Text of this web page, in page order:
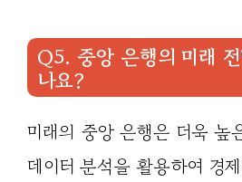
Q5. 중앙 은행의 미래
나요?
미래의 중앙 은행은 더욱 높
데이터 분석을 활용하여 경